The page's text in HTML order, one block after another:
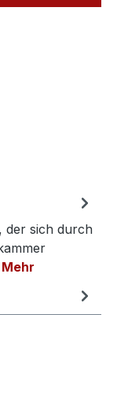
der sich durch
Mehr